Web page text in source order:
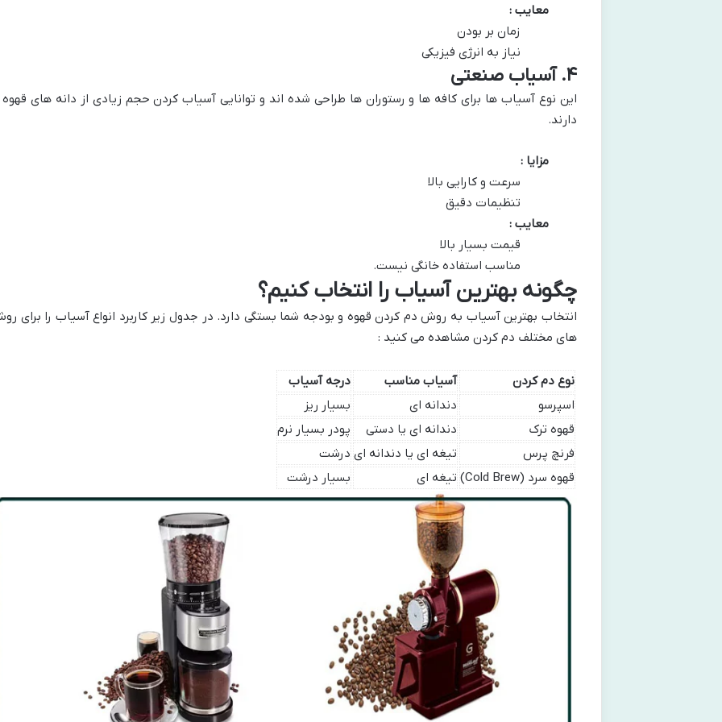
معایب :
زمان بر بودن
نیاز به انرژی فیزیکی
۴.آسیاب صنعتی
این نوع آسیاب ها برای کافه ها و رستوران ها طراحی شده اند و توانایی آسیاب کردن حجم زیادی از دانه های قهوه
دارند.
مزایا :
سرعت و کارایی بالا
تنظیمات دقیق
معایب :
قیمت بسیار بالا
مناسب استفاده خانگی نیست.
چگونه بهترین آسیاب را انتخاب کنیم؟
انتخاب بهترین آسیاب به روش دم کردن قهوه و بودجه شما بستگی دارد. در جدول زیر کاربرد انواع آسیاب را برای
های مختلف دم کردن مشاهده می کنید :
نوع دم کردن آسیاب مناسب
درجه آسیاب
اسپرسو
دندانه ای
بسیار ریز
قهوه ترک
دندانه ای یا دستی
پودر بسیار نرم
فرنچ پرس
تیغه ای یا دندانه ای درشت
قهوه سرد (Cold Brew)
تیغه ای بسیار درشت